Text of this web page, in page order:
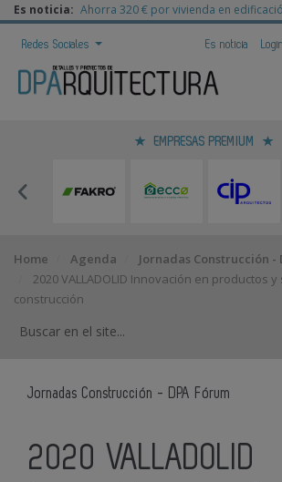
Es noticia: Ahorra 320 € por vivienda en
Redes Sociales Es noticia
EMPRESAS PREMIUM
Home Agenda
Jornadas Construcción -
2020 VALLADOLID Innovación en productos
construcción
Jornadas Construcción - DPA Fórum
2020 VALLADOLID